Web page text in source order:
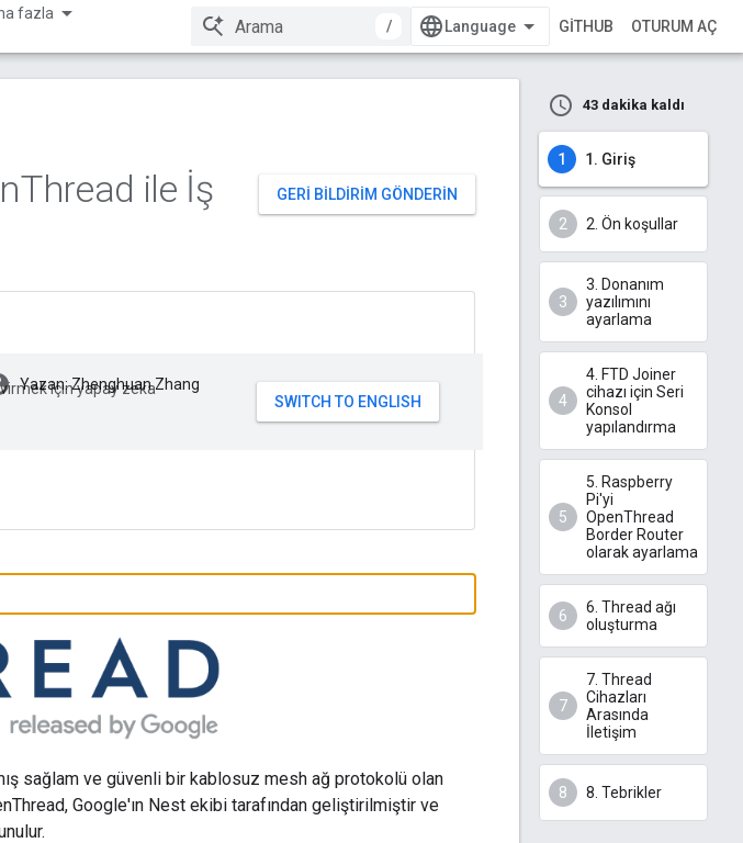
fazla
/ GITHUB OTURUM AÇ
43 dakika kaldı
1. Giriş
2. Ön koşullar
3. Donanım
yazılımını
ayarlama
4. FTD Joiner
cihazı için Seri
Konsol
yapılandırma
5. Raspberry
Pi'yi
OpenThread
Border Router
olarak ayarlama
6. Thread ağı
oluşturma
7. Thread
Cihazları
Arasında
İletişim
8. Tebrikler
GERI BILDIRIM GÖNDERIN
Thread ile İş
Yazan: Zhenghuan Zhang
için yapay zeka
sağlam ve güvenli bir kablosuz mesh ağ protokolü olan
Google'ın Nest ekibi tarafından geliştirilmiştir ve